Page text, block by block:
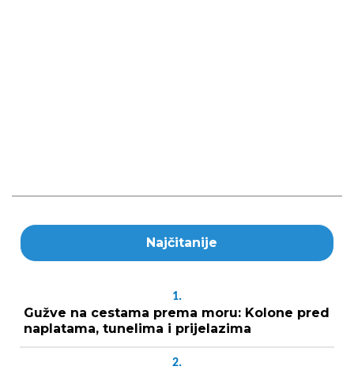
Najčitanije
1.
Gužve na cestama prema moru: Kolone pred
naplatama, tunelima i prijelazima
2.